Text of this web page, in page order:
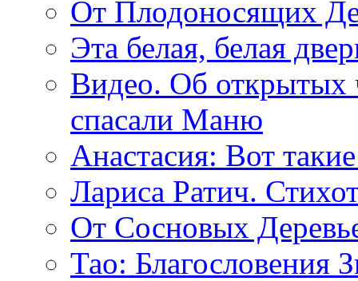
От Плодоносящих
Эта белая, белая
Видео. Об открытых
спасали Маню
Анастасия: Вот
Лариса Ратич.
От Сосновых
Тао: Благословения